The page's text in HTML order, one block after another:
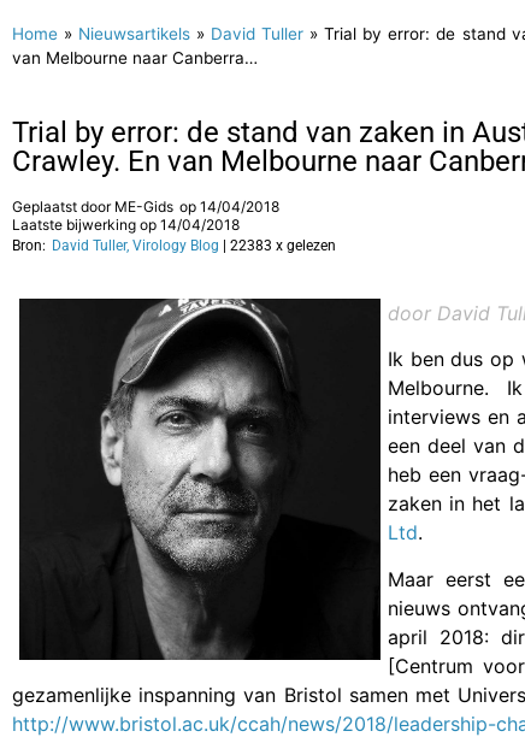
Home » Nieuwsartikels » David Tuller »Trial by error: de stand
van Melbourne naar Canberra…
Trial by error: de stand van zaken in
Crawley. En van Melbourne naar
Geplaatst door ME-Gids op 14/04/2018
Laatste bijwerking op 14/04/2018
Bron: David Tuller, Virology Blog | 22383 x gelezen
door David
Ik ben dus op
Melbourne.
interviews en
een deel van
heb een
zaken in het
Ltd.
Maar eerst
nieuws
april 2018:
[Centrum
gezamenlijke inspanning van Bristol samen met
http://www.bristol.ac.uk/ccah/news/2018/leadership-